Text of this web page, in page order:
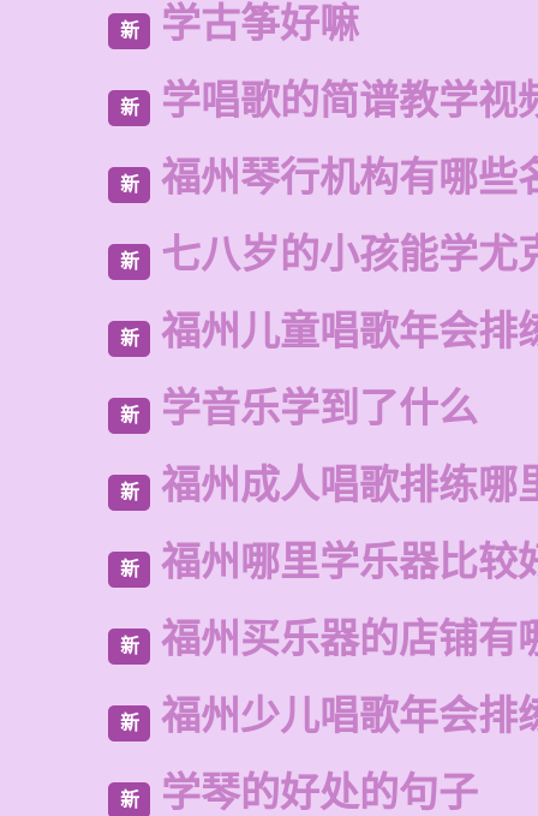
新 学古筝好嘛
新 学唱歌的简谱教学视
新 福州琴行机构有哪些
新 七八岁的小孩能学尤
新 福州儿童唱歌年会排
新 学音乐学到了什么
新 福州成人唱歌排练哪
新 福州哪里学乐器比较
新 福州买乐器的店铺有
新 福州少儿唱歌年会排
新 学琴的好处的句子